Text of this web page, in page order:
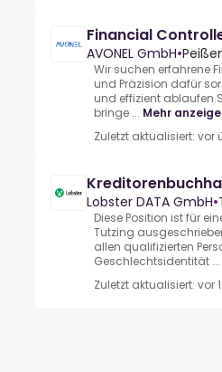
Financial
AVONEL GmbH•
Wir suchen erfahrene
und Präzision dafür
und effizient
bringe ... Mehr
Zuletzt aktualisiert: vor
Lobster DATA GmbH•
Diese Position ist für
Tutzing
allen qualifizierten
Geschlechtsidentität ...
Zuletzt aktualisiert: vor